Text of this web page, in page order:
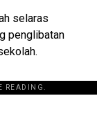
selaras
penglibatan
READING.